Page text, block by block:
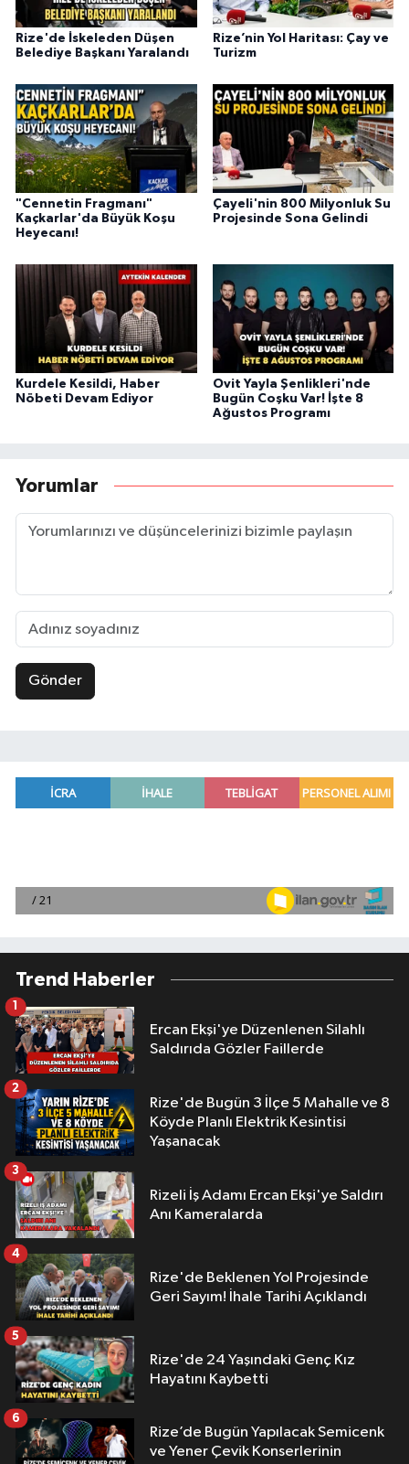
Rize'de İskeleden Düşen
Belediye Başkanı Yaralandı
Rize’nin Yol Haritası: Çay ve
Turizm
"Cennetin Fragmanı"
Kaçkarlar'da Büyük Koşu
Heyecanı!
Çayeli'nin 800 Milyonluk Su
Projesinde Sona Gelindi
Kurdele Kesildi, Haber
Nöbeti Devam Ediyor
Ovit Yayla Şenlikleri'nde
Bugün Coşku Var! İşte 8
Ağustos Programı
Yorumlar
Gönder
Trend Haberler
Ercan Ekşi'ye Düzenlenen Silahlı
Saldırıda Gözler Faillerde
1
Rize'de Bugün 3 İlçe 5 Mahalle ve 8
Köyde Planlı Elektrik Kesintisi
Yaşanacak
2
Rizeli İş Adamı Ercan Ekşi'ye Saldırı
Anı Kameralarda
3
Rize'de Beklenen Yol Projesinde
Geri Sayım! İhale Tarihi Açıklandı
4
Rize'de 24 Yaşındaki Genç Kız
Hayatını Kaybetti
5
Rize’de Bugün Yapılacak Semicenk
ve Yener Çevik Konserlerinin
6